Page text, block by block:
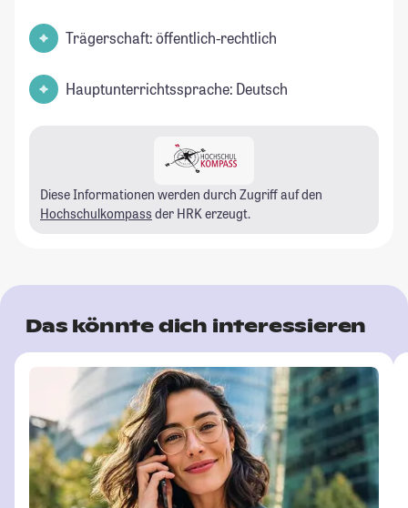
Trägerschaft: öffentlich-rechtlich
Hauptunterrichtssprache: Deutsch
Diese Informationen werden durch Zugriff auf den
Hochschulkompass der HRK erzeugt.
Das könnte dich interessieren